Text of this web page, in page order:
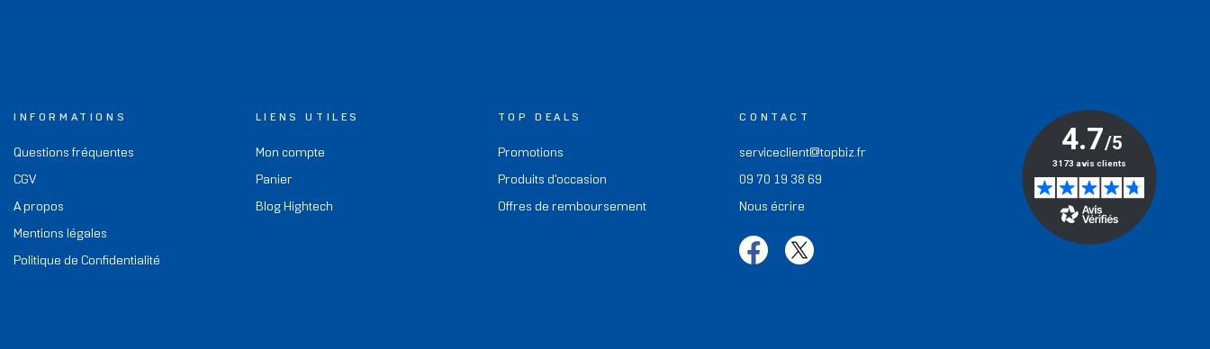
INFORMATIONS
Questions fréquentes
CGV
A propos
Mentions légales
Politique de Confidentialité
LIENS UTILES
Mon compte
Panier
Blog Hightech
TOP DEALS
Promotions
Produits d'occasion
Offres de remboursement
CONTACT
serviceclient@topbiz.fr
09 70 19 38 69
Nous écrire